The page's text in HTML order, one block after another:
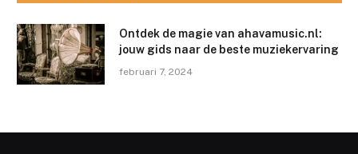
Ontdek de magie van ahavamusic.nl:
jouw gids naar de beste muziekervaring
februari 7, 2024